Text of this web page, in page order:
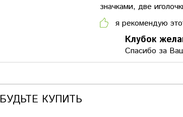
значками, две
я рекомендую
Клубок
Спасибо за
КУПИТЬ